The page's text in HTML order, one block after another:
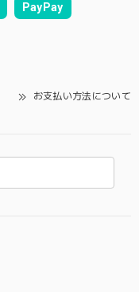
PayPay
お支払い方法について